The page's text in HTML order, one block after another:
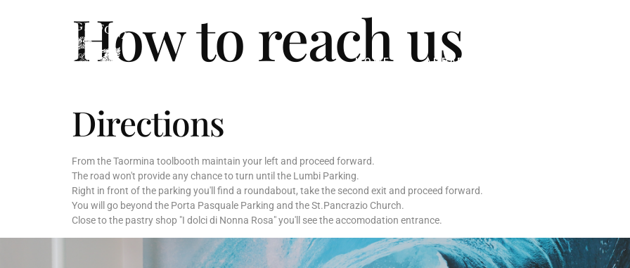
HOME APPARTAMENTI
How to reach us
Directions
From the Taormina toolbooth maintain your left and proceed forward.
The road won't provide any chance to turn until the Lumbi Parking.
Right in front of the parking you'll find a roundabout, take the second exit and proceed forward.
You will go beyond the Porta Pasquale Parking and the St.Pancrazio Church.
Close to the pastry shop "I dolci di Nonna Rosa" you'll see the accomodation entrance.